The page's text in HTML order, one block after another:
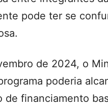
pode ter se
de 2024, o
poderia
de financiamento